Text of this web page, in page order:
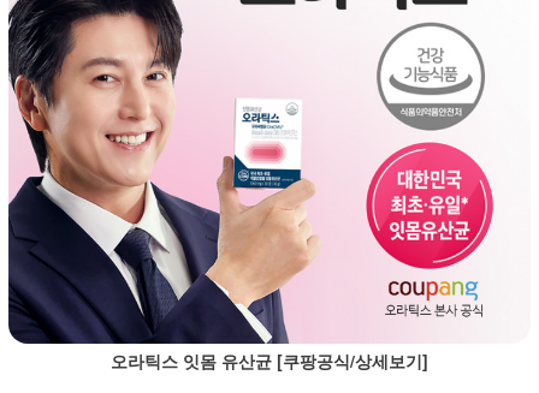
오라틱스 잇몸 유산균 [쿠팡공식/상세보기]